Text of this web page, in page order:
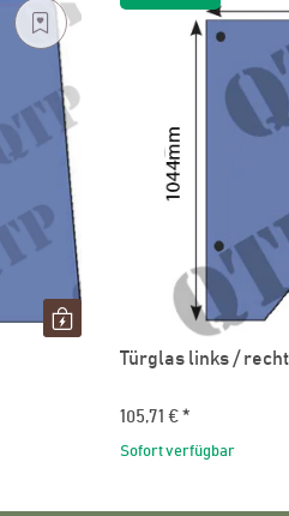
Türglas links /
105,71 € *
Sofort verfügbar